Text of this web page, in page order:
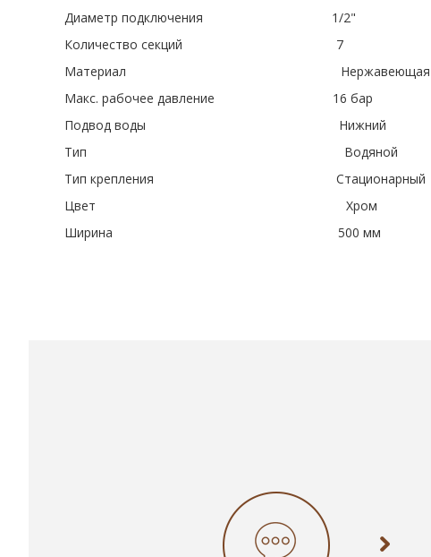
Диаметр подключения 1/2"
Количество секций 7
Материал Нержавеющая
Макс. рабочее давление 16 бар
Подвод воды Нижний
Тип Водяной
Тип крепления Стационарный
Цвет Хром
Ширина 500 мм